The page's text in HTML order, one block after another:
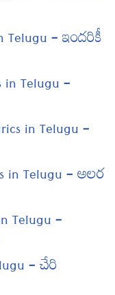
Telugu – ఇందరికీ
Telugu –
in Telugu –
in Telugu – అలర
Telugu –
– చేరి